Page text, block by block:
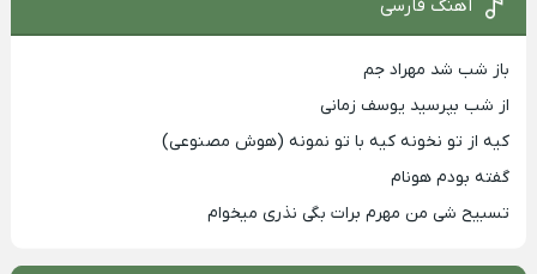
آهنگ فارسی
باز شب شد مهراد جم
از شب بپرسید یوسف زمانی
کیه از تو نخونه کیه با تو نمونه (هوش مصنوعی)
گفته بودم هونام
تسبیح شی من مهرم برات بگی نذری میخوام